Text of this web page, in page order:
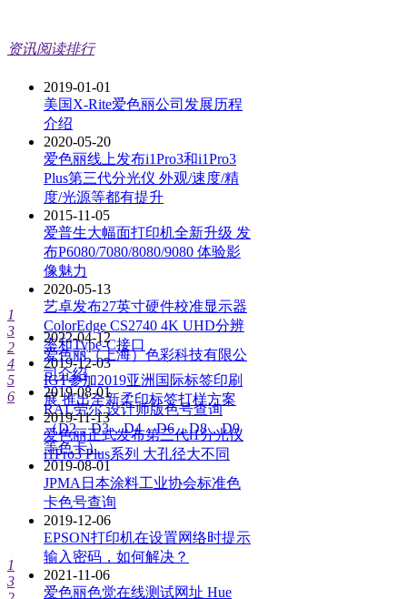
资讯阅读排行
2019-01-01
美国X-Rite爱色丽公司发展历程
介绍
2020-05-20
爱色丽线上发布i1Pro3和i1Pro3
Plus第三代分光仪 外观/速度/精
度/光源等都有提升
2015-11-05
爱普生大幅面打印机全新升级 发
布P6080/7080/8080/9080 体验影
像魅力
2020-05-13
艺卓发布27英寸硬件校准显示器
ColorEdge CS2740 4K UHD分辨
率和Type-C接口
2019-12-03
IGT参加2019亚洲国际标签印刷
展 推出全新柔印标签打样方案
2019-11-13
爱色丽正式发布第三代i1分光仪
i1Pro3 Plus系列 大孔径大不同
1
3
2
4
5
6
2022-04-12
爱色丽（上海）色彩科技有限公
司介绍
2019-08-01
RAL劳尔 设计师版色号查询
（D2，D3，D4，D6，D8，D9
等色卡）
2019-08-01
JPMA日本涂料工业协会标准色
卡色号查询
2019-12-06
EPSON打印机在设置网络时提示
输入密码，如何解决？
2021-11-06
爱色丽色觉在线测试网址 Hue
1
3